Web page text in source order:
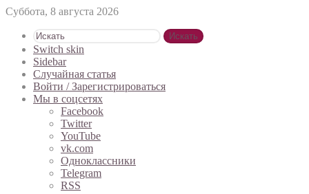
Суббота, 8 августа 2026
Искать
Switch skin
Sidebar
Случайная статья
Войти / Зарегистрироваться
Мы в соцсетях
Facebook
Twitter
YouTube
vk.com
Одноклассники
Telegram
RSS